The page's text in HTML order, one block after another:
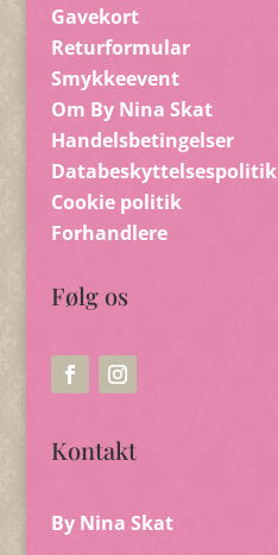
Gavekort
Returformular
Smykkeevent
Om By Nina Skat
Handelsbetingelser
Databeskyttelsespolitik
Cookie politik
Forhandlere
Følg os
Kontakt
By Nina Skat